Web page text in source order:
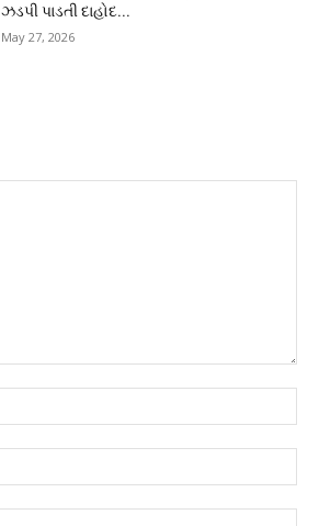
ઝડપી પાડતી દાહોદ...
May 27, 2026